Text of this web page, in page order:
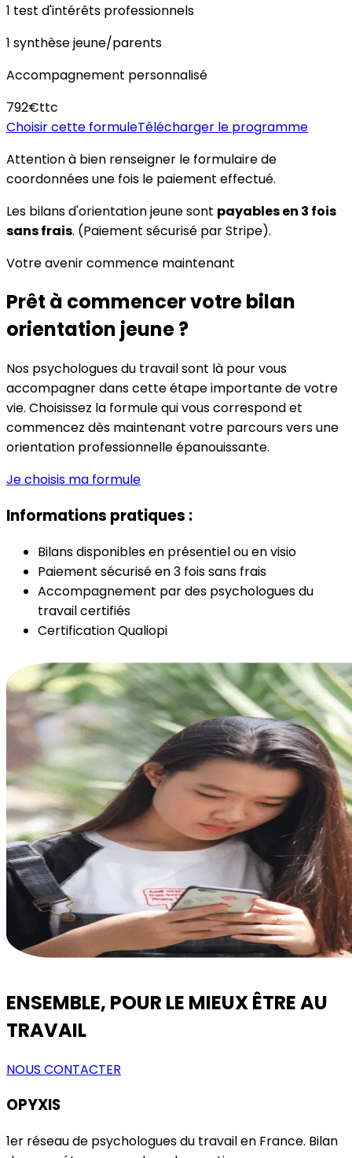
1 test d'intérêts professionnels
1 synthèse jeune/parents
Accompagnement personnalisé
792€ttc
Choisir cette formuleTélécharger le programme
Attention à bien renseigner le formulaire de
coordonnées une fois le paiement effectué.
Les bilans d'orientation jeune sont payables en 3 fois
sans frais. (Paiement sécurisé par Stripe).
Votre avenir commence maintenant
Prêt à commencer votre bilan
orientation jeune ?
Nos psychologues du travail sont là pour vous
accompagner dans cette étape importante de votre
vie. Choisissez la formule qui vous correspond et
commencez dès maintenant votre parcours vers une
orientation professionnelle épanouissante.
Je choisis ma formule
Informations pratiques :
Bilans disponibles en présentiel ou en visio
Paiement sécurisé en 3 fois sans frais
Accompagnement par des psychologues du
travail certifiés
Certification Qualiopi
ENSEMBLE, POUR LE MIEUX ÊTRE AU
TRAVAIL
NOUS CONTACTER
OPYXIS
1er réseau de psychologues du travail en France. Bilan